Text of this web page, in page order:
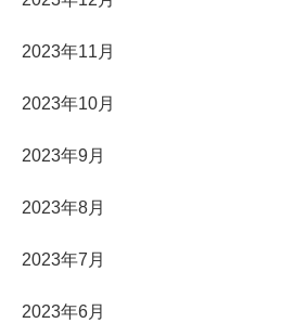
2023年11月
2023年10月
2023年9月
2023年8月
2023年7月
2023年6月